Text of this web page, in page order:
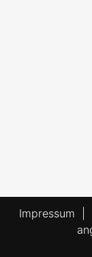
Impressum